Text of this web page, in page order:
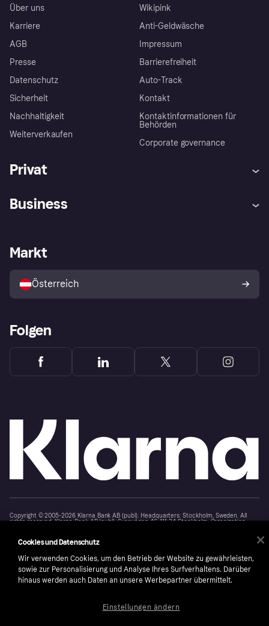
Über uns
Karriere
AGB
Presse
Datenschutz
Sicherheit
Nachhaltigkeit
Weiterverkaufen
Wikipink
Anti-Geldwäsche
Impressum
Barrierefreiheit
Auto-Track
Kontakt
Kontaktinformationen für
Behörden
Corporate governance
Privat
Shops entdecken
Business
Händlerportal
Markt
Österreich
Folgen
Copyright © 2005-2026 Klarna Bank AB (publ). Headquarters: Stockholm, Sweden. All
rights reserved. Klarna Bank AB (publ). Sveavägen 46, 111 34 Stockholm. Organization
Cookies und Datenschutz
Wir verwenden Cookies, um den Betrieb der Website zu gewährleisten,
sowie zur Personalisierung und Analyse Ihres Surfverhaltens. Darüber
hinaus werden auch Daten an unsere Werbepartner übermittelt.
Einstellungen ändern